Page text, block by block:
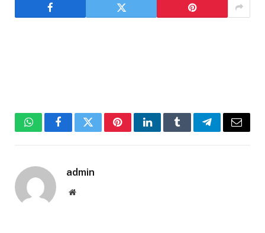
WhatsAppFacebookTwitterPinterestLinkedInTumblrTelegramEmail
admin
Website